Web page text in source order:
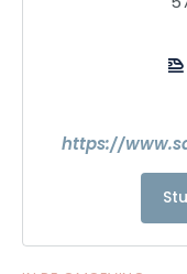
recreatieve
https://